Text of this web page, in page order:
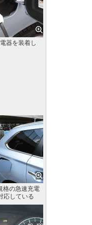
器を装着し
格の急速充電
応している